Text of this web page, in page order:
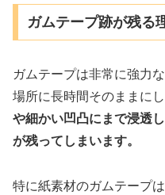
ガムテープ跡が残る
ガムテープは非常に強力
場所に長時間そのままにし
や細かい凹凸にまで浸透
が残ってしまいます。
特に紙素材のガムテープは